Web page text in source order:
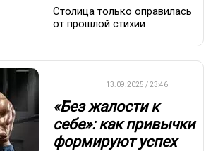
Столица только оправилась
от прошлой стихии
13.09.2025 / 23:46
«Без жалости к
себе»: как привычки
формируют успех